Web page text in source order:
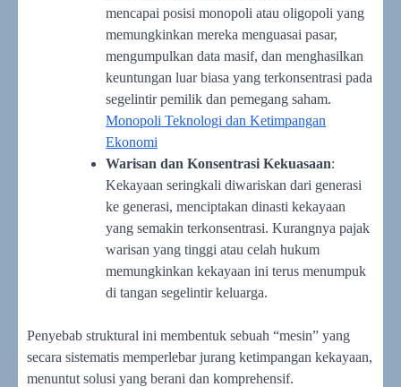
mencapai posisi monopoli atau oligopoli yang
memungkinkan mereka menguasai pasar,
mengumpulkan data masif, dan menghasilkan
keuntungan luar biasa yang terkonsentrasi pada
segelintir pemilik dan pemegang saham.
Monopoli Teknologi dan Ketimpangan
Ekonomi
Warisan dan Konsentrasi Kekuasaan:
Kekayaan seringkali diwariskan dari generasi
ke generasi, menciptakan dinasti kekayaan
yang semakin terkonsentrasi. Kurangnya pajak
warisan yang tinggi atau celah hukum
memungkinkan kekayaan ini terus menumpuk
di tangan segelintir keluarga.
Penyebab struktural ini membentuk sebuah “mesin” yang
secara sistematis memperlebar jurang ketimpangan kekayaan,
menuntut solusi yang berani dan komprehensif.